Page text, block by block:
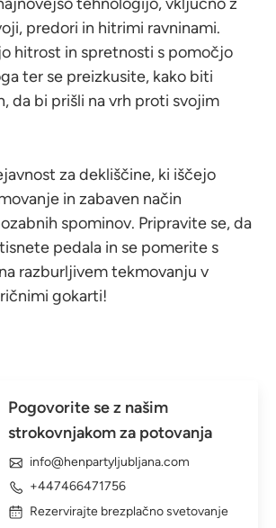
predori in hitrimi ravninami.
hitrost in spretnosti s pomočjo
ter se preizkusite, kako biti
da bi prišli na vrh proti svojim
za dekliščine, ki iščejo
in zabaven način
spominov. Pripravite se, da
pedala in se pomerite s
razburljivem tekmovanju v
gokarti!
Pogovorite se z našim
strokovnjakom za potovanja
info@henpartyljubljana.com
+447466471756
Rezervirajte brezplačno svetovanje